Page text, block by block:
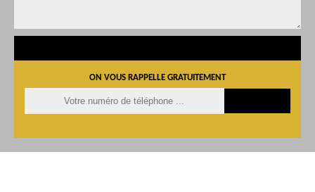
ON VOUS RAPPELLE GRATUITEMENT